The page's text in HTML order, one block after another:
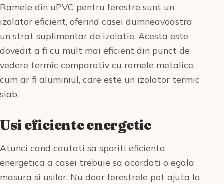
Ramele din uPVC pentru ferestre sunt un
izolator eficient, oferind casei dumneavoastra
un strat suplimentar de izolatie. Acesta este
dovedit a fi cu mult mai eficient din punct de
vedere termic comparativ cu ramele metalice,
cum ar fi aluminiul, care este un izolator termic
slab.
Usi eficiente energetic
Atunci cand cautati sa sporiti eficienta
energetica a casei trebuie sa acordati o egala
masura si usilor. Nu doar ferestrele pot ajuta la